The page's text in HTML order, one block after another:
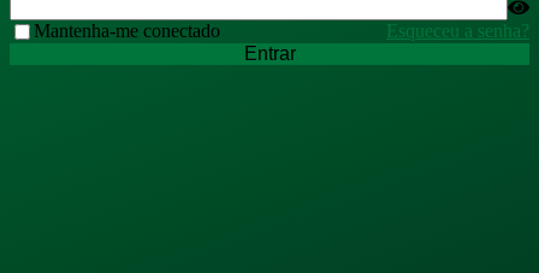
Mantenha-me conectado
Esqueceu a senha?
Entrar